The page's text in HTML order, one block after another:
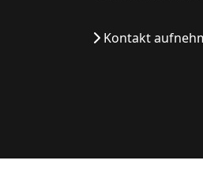
Kontakt